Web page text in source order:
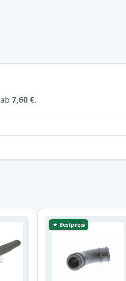
7,60 €.
★ Bestpreis